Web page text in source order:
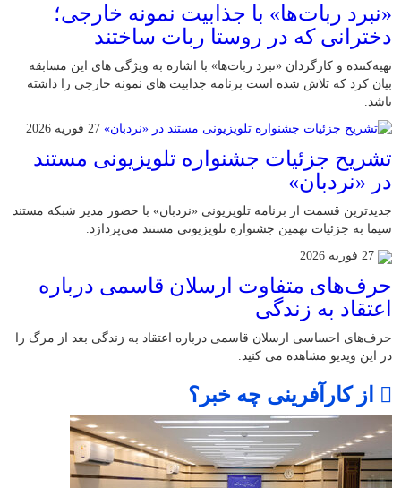
«نبرد ربات‌ها» با جذابیت نمونه خارجی؛
دخترانی که در روستا ربات ساختند
تهیه‌کننده و کارگردان «نبرد ربات‌ها» با اشاره به ویژگی های این مسابقه
بیان کرد که تلاش شده است برنامه جذابیت های نمونه خارجی را داشته
باشد.
27 فوریه 2026
تشریح جزئیات جشنواره‌ تلویزیونی مستند
در «نردبان»
جدیدترین قسمت از برنامه‌ تلویزیونی «نردبان» با حضور مدیر شبکه مستند
سیما به جزئیات نهمین جشنواره‌ تلویزیونی مستند می‌پردازد.
27 فوریه 2026
حرف‌های متفاوت ارسلان قاسمی درباره
اعتقاد به زندگی
حرف‌های احساسی ارسلان قاسمی درباره اعتقاد به زندگی بعد از مرگ را
در این ویدیو مشاهده می کنید.
از کارآفرینی چه خبر؟